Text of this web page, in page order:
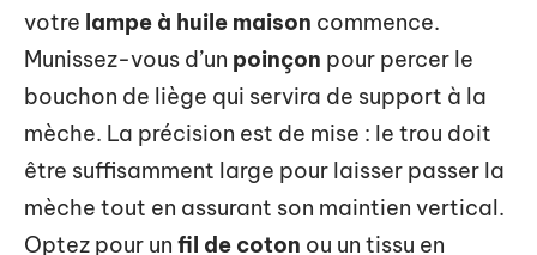
votre lampe à huile maison commence.
Munissez-vous d’un poinçon pour percer le
bouchon de liège qui servira de support à la
mèche. La précision est de mise : le trou doit
être suffisamment large pour laisser passer la
mèche tout en assurant son maintien vertical.
Optez pour un fil de coton ou un tissu en